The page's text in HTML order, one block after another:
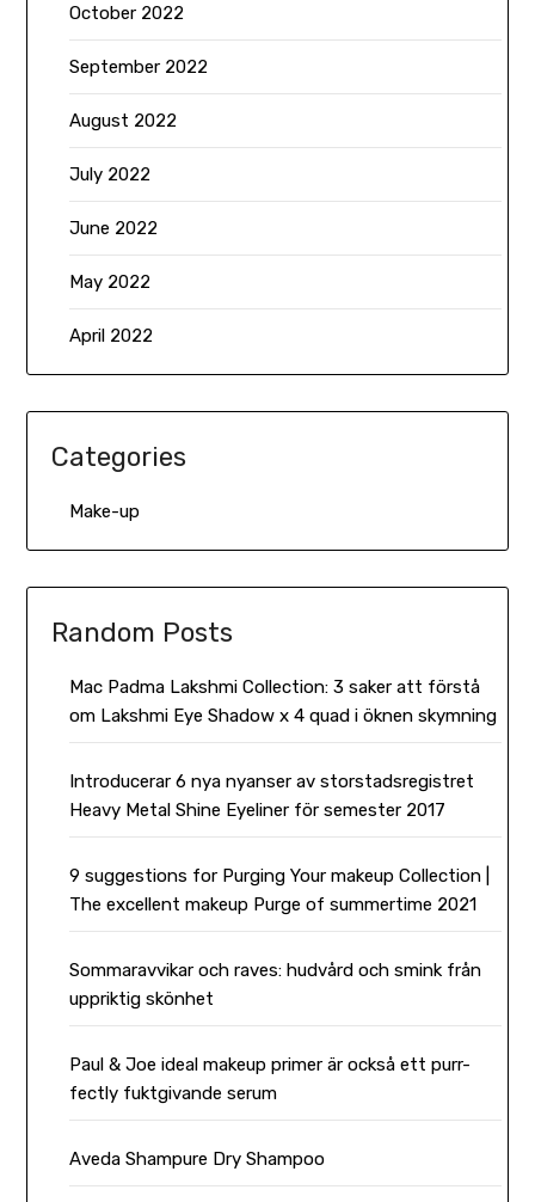
October 2022
September 2022
August 2022
July 2022
June 2022
May 2022
April 2022
Categories
Make-up
Random Posts
Mac Padma Lakshmi Collection: 3 saker att förstå
om Lakshmi Eye Shadow x 4 quad i öknen skymning
Introducerar 6 nya nyanser av storstadsregistret
Heavy Metal Shine Eyeliner för semester 2017
9 suggestions for Purging Your makeup Collection |
The excellent makeup Purge of summertime 2021
Sommaravvikar och raves: hudvård och smink från
uppriktig skönhet
Paul & Joe ideal makeup primer är också ett purr-
fectly fuktgivande serum
Aveda Shampure Dry Shampoo